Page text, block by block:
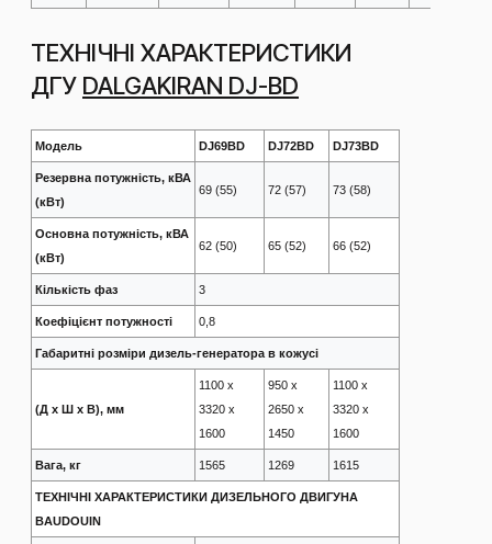
ТЕХНІЧНІ ХАРАКТЕРИСТИКИ
ДГУ DALGAKIRAN DJ-BD
Модель DJ69BD DJ72BD DJ73BD
Резервна потужність, кВА
(кВт)
69 (55) 72 (57) 73 (58)
Основна потужність, кВА
(кВт)
62 (50) 65 (52) 66 (52)
Кількість фаз 3
Коефіцієнт потужності 0,8
Габаритні розміри дизель-генератора в кожусі
(Д х Ш х В), мм
1100 x
3320 x
1600
950 х
2650 х
1450
1100 x
3320 x
1600
Вага, кг 1565 1269 1615
ТЕХНІЧНІ ХАРАКТЕРИСТИКИ ДИЗЕЛЬНОГО ДВИГУНА
BAUDOUIN